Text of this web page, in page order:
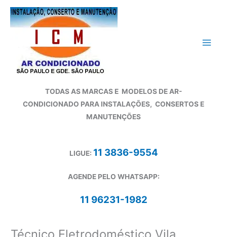
para
TODAS AS MARCAS E MODELOS DE AR-
CONDICIONADO PARA INSTALAÇÕES, CONSERTOS E
MANUTENÇÕES
LIGUE: 11 3836-9554
AGENDE PELO WHATSAPP:
11 96231-1982